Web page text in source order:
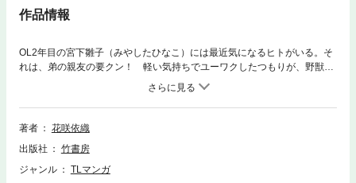
作品情報
OL2年目の宮下雛子（みやしたひなこ）には最近気になるヒトがいる。そ
れは、弟の親友の要クン！ 軽い気持ちでユーワクしたつもりが、野獣の
ように激しいHなオシオキを受けるハメに!?視線だけで感じちゃう年下男
子の魅力いっぱいの表題作のほか、人気アイドルとの秘密の快感ラブや二
人の男性の愛に揺れる100ページ超の感動ラブも収録した読み応え満載の
最新コミックス☆
著者
花咲依織
出版社
竹書房
ジャンル
TLマンガ